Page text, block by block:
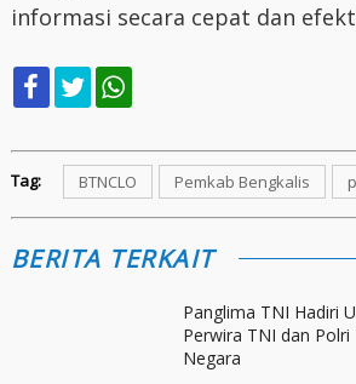
informasi secara cepat dan
Tag: BTNCLO Pemkab Bengkalis
BERITA TERKAIT
Panglima TNI Hadiri
Perwira TNI dan
Negara